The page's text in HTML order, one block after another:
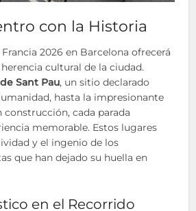
con la Historia
2026 en Barcelona ofrecerá
cultural de la ciudad.
Sant Pau, un sitio declarado
hasta la impresionante
construcción, cada parada
memorable. Estos lugares
y el ingenio de los
que han dejado su huella en
en el Recorrido